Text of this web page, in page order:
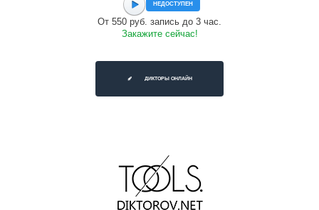
НЕДОСТУПЕН
От 550 руб. запись до 3 час.
Закажите сейчас!
ДИКТОРЫ ОНЛАЙН